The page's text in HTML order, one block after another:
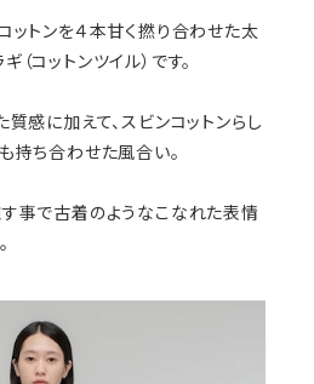
トンを４本甘く撚り合わせた太
コットンツイル）です。
質感に加えて、スビンコットンらし
持ち合わせた風合い。
事で古着のようなこなれた表情